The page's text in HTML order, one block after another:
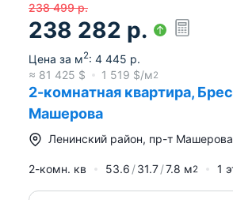
238 499 р.
238 282 р.
Цена за м2: 4 445 р.
≈ 81 425 $ 1 519 $/м2
2-комнатная квартира,
Машерова
Ленинский район, пр-т Машерова
2-комн. кв 53.6 31.7 7.8 м2 1